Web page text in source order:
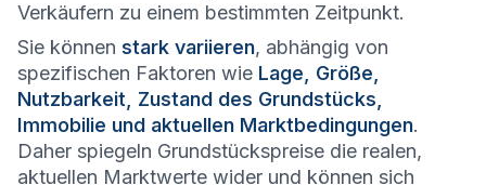
Verkäufern zu einem bestimmten Zeitpunkt.
Sie können stark variieren, abhängig von
spezifischen Faktoren wie Lage, Größe,
Nutzbarkeit, Zustand des Grundstücks,
Immobilie und aktuellen Marktbedingungen.
Daher spiegeln Grundstückspreise die realen,
aktuellen Marktwerte wider und können sich